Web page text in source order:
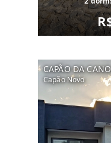
CAPÃO DA
Capão Novo